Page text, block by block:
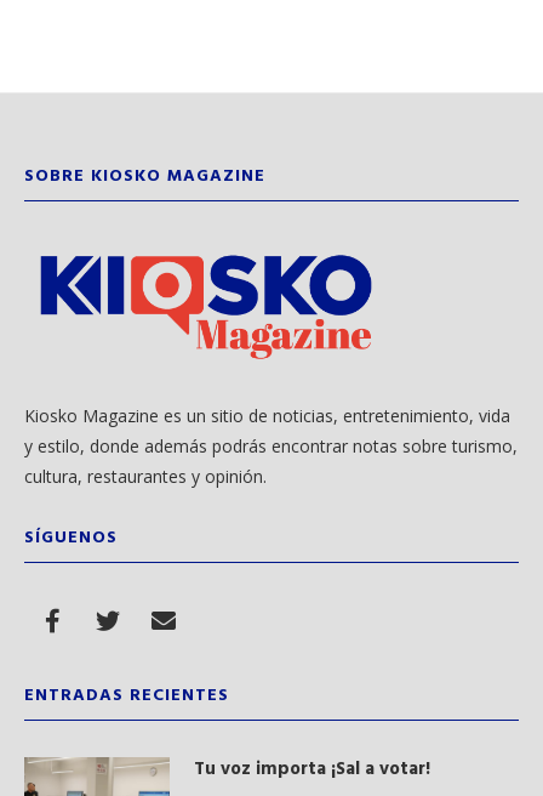
SOBRE KIOSKO MAGAZINE
Kiosko Magazine es un sitio de noticias, entretenimiento, vida
y estilo, donde además podrás encontrar notas sobre turismo,
cultura, restaurantes y opinión.
SÍGUENOS
ENTRADAS RECIENTES
Tu voz importa ¡Sal a votar!